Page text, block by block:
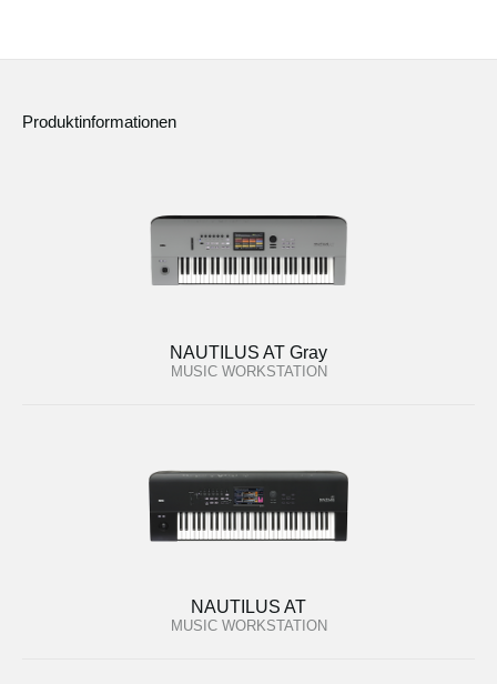
Produktinformationen
NAUTILUS AT Gray
MUSIC WORKSTATION
NAUTILUS AT
MUSIC WORKSTATION